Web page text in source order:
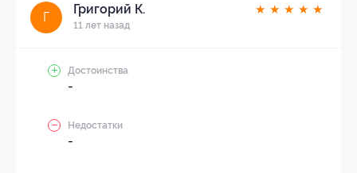
Г
Григорий К.
11 лет назад
★ ★ ★ ★ ★
Достоинства
-
Недостатки
-